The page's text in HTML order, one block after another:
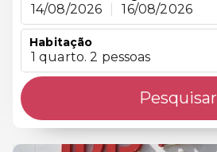
14/08/2026 16/08/2026
Habitação
1 quarto. 2 pessoas
Pesquisar